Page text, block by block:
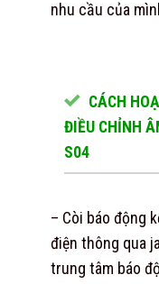
nhu cầu của
CÁCH
ĐIỀU CHỈNH
S04
– Còi báo động
điện thông qua
trung tâm báo